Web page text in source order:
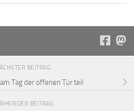
BEITRAG
Tag der offenen Tür teil
BEITRAG